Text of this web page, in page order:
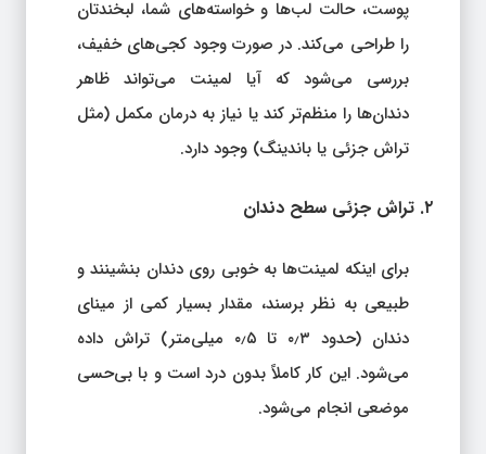
پوست، حالت لب‌ها و خواسته‌های شما، لبخندتان
را طراحی می‌کند. در صورت وجود کجی‌های خفیف،
بررسی می‌شود که آیا لمینت می‌تواند ظاهر
دندان‌ها را منظم‌تر کند یا نیاز به درمان مکمل (مثل
تراش جزئی یا باندینگ) وجود دارد.
۲. تراش جزئی سطح دندان
برای اینکه لمینت‌ها به خوبی روی دندان بنشینند و
طبیعی به نظر برسند، مقدار بسیار کمی از مینای
دندان (حدود ۰٫۳ تا ۰٫۵ میلی‌متر) تراش داده
می‌شود. این کار کاملاً بدون درد است و با بی‌حسی
موضعی انجام می‌شود.